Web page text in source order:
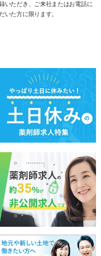
いただき、ご来社またはお電話に
いた方に限ります。